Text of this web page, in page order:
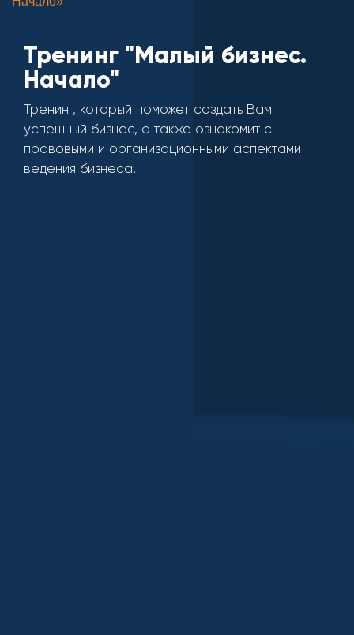
Тренинг "Малый бизнес.
Начало"
Тренинг, который поможет создать Вам
успешный бизнес, а также ознакомит с
правовыми и организационными аспектами
ведения бизнеса.